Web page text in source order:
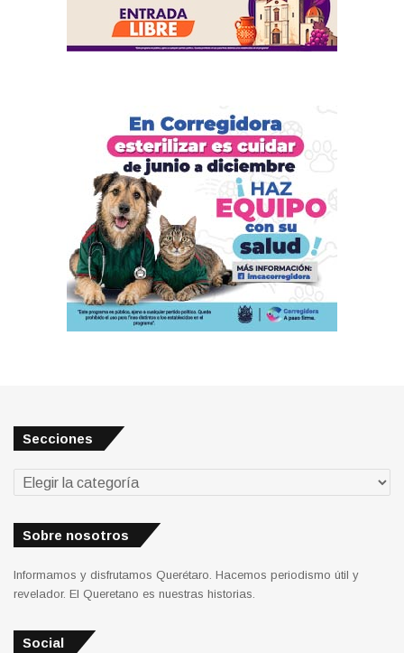
Secciones
Secciones
Sobre nosotros
Informamos y disfrutamos Querétaro. Hacemos periodismo útil y
revelador. El Queretano es nuestras historias.
Social